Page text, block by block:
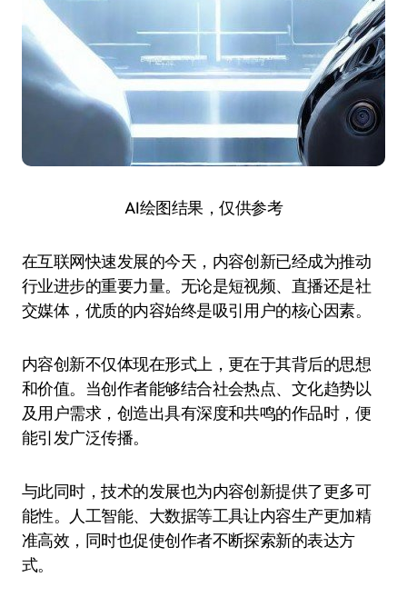
AI绘图结果，仅供参考
在互联网快速发展的今天，内容创新已经成为推动
行业进步的重要力量。无论是短视频、直播还是社
交媒体，优质的内容始终是吸引用户的核心因素。
内容创新不仅体现在形式上，更在于其背后的思想
和价值。当创作者能够结合社会热点、文化趋势以
及用户需求，创造出具有深度和共鸣的作品时，便
能引发广泛传播。
与此同时，技术的发展也为内容创新提供了更多可
能性。人工智能、大数据等工具让内容生产更加精
准高效，同时也促使创作者不断探索新的表达方
式。